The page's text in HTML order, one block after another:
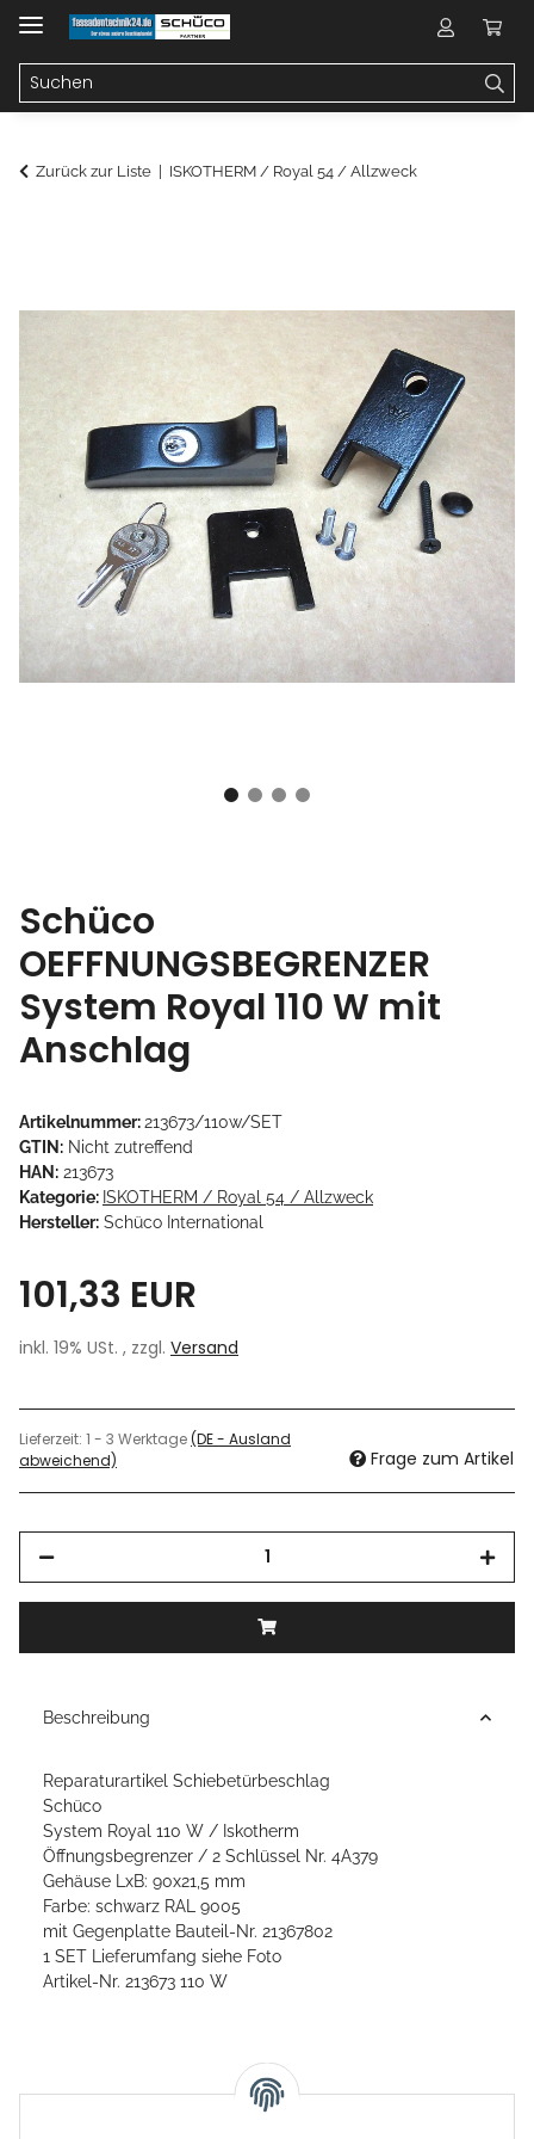
Zurück zur Liste ISKOTHERM / Royal 54 / Allzweck
Schüco
OEFFNUNGSBEGRENZER
System Royal 110 W mit
Anschlag
Artikelnummer:213673/110w/SET
GTIN: Nicht zutreffend
HAN: 213673
Kategorie: ISKOTHERM / Royal 54 / Allzweck
Hersteller: Schüco International
101,33 EUR
inkl. 19% USt. , zzgl. Versand
Lieferzeit: 1 - 3 Werktage(DE - Ausland
abweichend)
Frage zum Artikel
Beschreibung
Reparaturartikel Schiebetürbeschlag
Schüco
System Royal 110 W / Iskotherm
Öffnungsbegrenzer / 2 Schlüssel Nr. 4A379
Gehäuse LxB: 90x21,5 mm
Farbe: schwarz RAL 9005
mit Gegenplatte Bauteil-Nr. 21367802
1 SET Lieferumfang siehe Foto
Artikel-Nr. 213673 110 W